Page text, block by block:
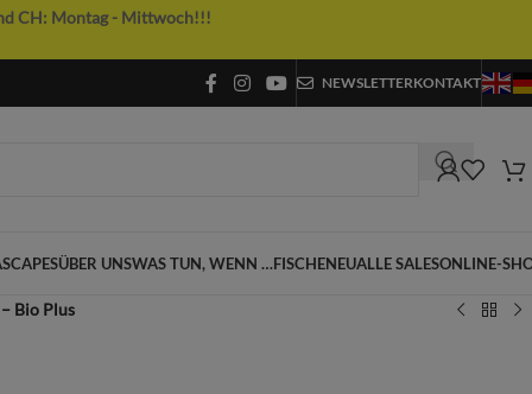
CH: Montag - Mittwoch!!!
NEWSLETTERKONTAKT
ÜBER UNSWAS TUN, WENN …FISCHENEUALLE SALESONLINE-
Bio Plus